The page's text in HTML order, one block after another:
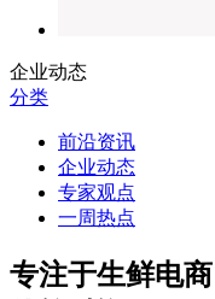
企业动态
分类
前沿资讯
企业动态
专家观点
一周热点
专注于生鲜电